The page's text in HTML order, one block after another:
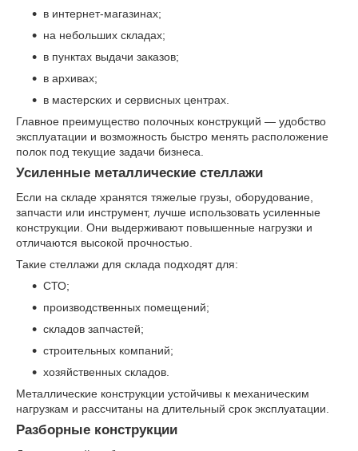
в интернет-магазинах;
на небольших складах;
в пунктах выдачи заказов;
в архивах;
в мастерских и сервисных центрах.
Главное преимущество полочных конструкций — удобство
эксплуатации и возможность быстро менять расположение
полок под текущие задачи бизнеса.
Усиленные металлические стеллажи
Если на складе хранятся тяжелые грузы, оборудование,
запчасти или инструмент, лучше использовать усиленные
конструкции. Они выдерживают повышенные нагрузки и
отличаются высокой прочностью.
Такие стеллажи для склада подходят для:
СТО;
производственных помещений;
складов запчастей;
строительных компаний;
хозяйственных складов.
Металлические конструкции устойчивы к механическим
нагрузкам и рассчитаны на длительный срок эксплуатации.
Разборные конструкции